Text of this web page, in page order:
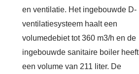
en ventilatie. Het ingebouwde D-
ventilatiesysteem haalt een
volumedebiet tot 360 m3/h en de
ingebouwde sanitaire boiler heeft
een volume van 211 liter. De